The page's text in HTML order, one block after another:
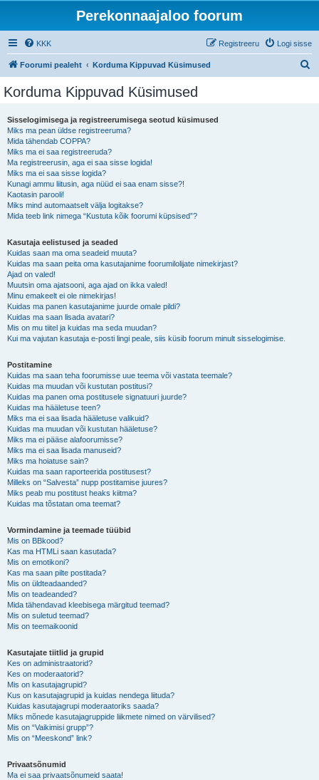
Perekonnaajaloo foorum
KKK Logi sisse
Registreeru
Foorumi pealeht Korduma Kippuvad Küsimused
Korduma Kippuvad Küsimused
Sisselogimisega ja registreerumisega seotud küsimused
Miks ma pean üldse registreeruma?
Mida tähendab COPPA?
Miks ma ei saa registreeruda?
Ma registreerusin, aga ei saa sisse logida!
Miks ma ei saa sisse logida?
Kunagi ammu liitusin, aga nüüd ei saa enam sisse?!
Kaotasin parooli!
Miks mind automaatselt välja logitakse?
Mida teeb link nimega “Kustuta kõik foorumi küpsised”?
Kasutaja eelistused ja seaded
Kuidas saan ma oma seadeid muuta?
Kuidas ma saan peita oma kasutajanime foorumilolijate nimekirjast?
Ajad on valed!
Muutsin oma ajatsooni, aga ajad on ikka valed!
Minu emakeelt ei ole nimekirjas!
Kuidas ma panen kasutajanime juurde omale pildi?
Kuidas ma saan lisada avatari?
Mis on mu tiitel ja kuidas ma seda muudan?
Kui ma vajutan kasutaja e-posti lingi peale, siis küsib foorum minult sisselogimise.
Postitamine
Kuidas ma saan teha foorumisse uue teema või vastata teemale?
Kuidas ma muudan või kustutan postitusi?
Kuidas ma panen oma postitusele signatuuri juurde?
Kuidas ma hääletuse teen?
Miks ma ei saa lisada hääletuse valikuid?
Kuidas ma muudan või kustutan hääletuse?
Miks ma ei pääse alafoorumisse?
Miks ma ei saa lisada manuseid?
Miks ma hoiatuse sain?
Kuidas ma saan raporteerida postitusest?
Milleks on “Salvesta” nupp postitamise juures?
Miks peab mu postitust heaks kiitma?
Kuidas ma tõstatan oma teemat?
Vormindamine ja teemade tüübid
Mis on BBkood?
Kas ma HTMLi saan kasutada?
Mis on emotikoni?
Kas ma saan pilte postitada?
Mis on üldteadaanded?
Mis on teadeanded?
Mida tähendavad kleebisega märgitud teemad?
Mis on suletud teemad?
Mis on teemaikoonid
Kasutajate tiitlid ja grupid
Kes on administraatorid?
Kes on moderaatorid?
Mis on kasutajagrupid?
Kus on kasutajagrupid ja kuidas nendega liituda?
Kuidas kasutajagrupi moderaatoriks saada?
Miks mõnede kasutajagruppide liikmete nimed on värvilised?
Mis on “Vaikimisi grupp”?
Mis on “Meeskond” link?
Privaatsõnumid
Ma ei saa privaatsõnumeid saata!